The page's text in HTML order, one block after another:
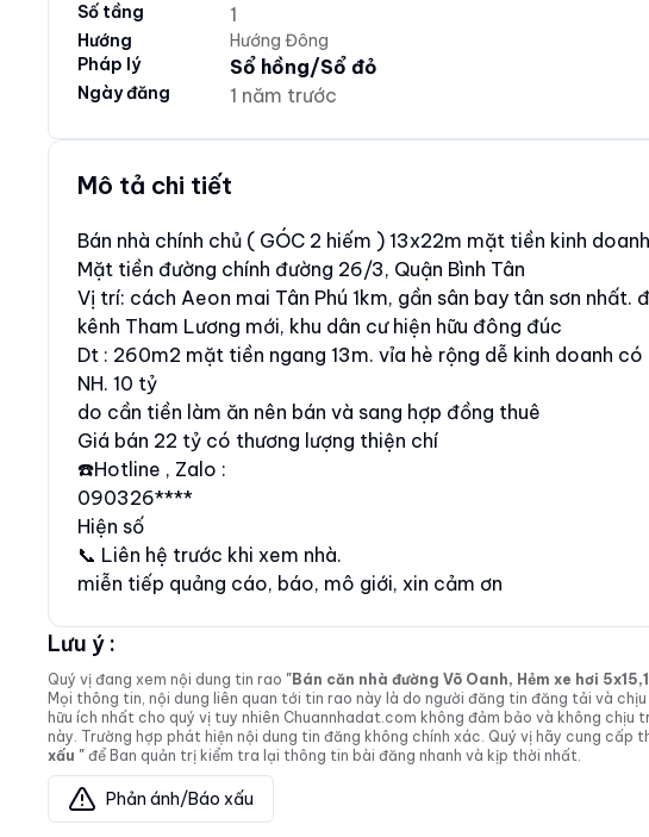
Số tầng 1
Hướng
Hướng Đông
Pháp lý
Sổ hồng/Sổ đỏ
Ngày đăng 1 năm trước
Mô tả chi tiết
Bán nhà chính chủ ( GÓC 2 hiếm ) 13x22m mặt tiền kinh
Mặt tiền đường chính đường 26/3, Quận Bình Tân
Vị trí: cách Aeon mai Tân Phú 1km, gần sân bay tân sơn
kênh Tham Lương mới, khu dân cư hiện hữu đông đúc
Dt : 260m2 mặt tiền ngang 13m. vỉa hè rộng dễ kinh doanh
NH. 10 tỷ
do cần tiền làm ăn nên bán và sang hợp đồng thuê
Giá bán 22 tỷ có thương lượng thiện chí
☎️Hotline , Zalo :
090326****
Hiện số
📞 Liên hệ trước khi xem nhà.
miễn tiếp quảng cáo, báo, mô giới, xin cảm ơn
Lưu ý :
Quý vị đang xem nội dung tin rao "Bán căn nhà đường Võ Oanh, Hẻm xe hơi
Mọi thông tin, nội dung liên quan tới tin rao này là do người đăng tin đăng tải và
hữu ích nhất cho quý vị tuy nhiên Chuannhadat.com không đảm bảo và không
này. Trường hợp phát hiện nội dung tin đăng không chính xác. Quý vị hãy cung
xấu " để Ban quản trị kiểm tra lại thông tin bài đăng nhanh và kịp thời nhất.
Phản ánh/Báo xấu